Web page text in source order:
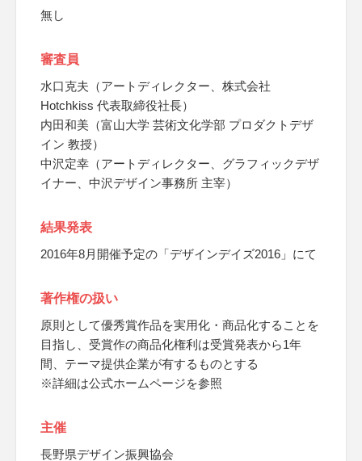
無し
審査員
水口克夫（アートディレクター、株式会社
Hotchkiss 代表取締役社長）
内田和美（富山大学 芸術文化学部 プロダクトデザ
イン 教授）
中沢定幸（アートディレクター、グラフィックデザ
イナー、中沢デザイン事務所 主宰）
結果発表
2016年8月開催予定の「デザインデイズ2016」にて
著作権の扱い
原則として優秀賞作品を実用化・商品化することを
目指し、受賞作の商品化権利は受賞発表から1年
間、テーマ提供企業が有するものとする
※詳細は公式ホームページを参照
主催
長野県デザイン振興協会